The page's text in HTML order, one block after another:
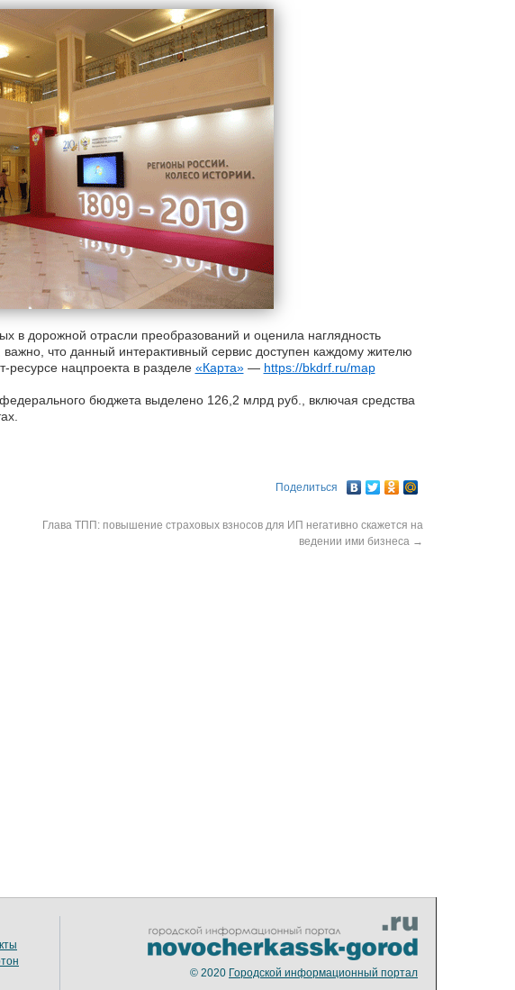
в дорожной отрасли преобразований и оценила наглядность
что данный интерактивный сервис доступен каждому жителю
нацпроекта в разделе «Карта»— https://bkdrf.ru/map
бюджета выделено 126,2 млрд руб., включая средства
Поделиться
Глава ТПП: повышение страховых взносов для ИП негативно скажется на
ведении ими бизнеса →
© 2020 Городской информационный портал